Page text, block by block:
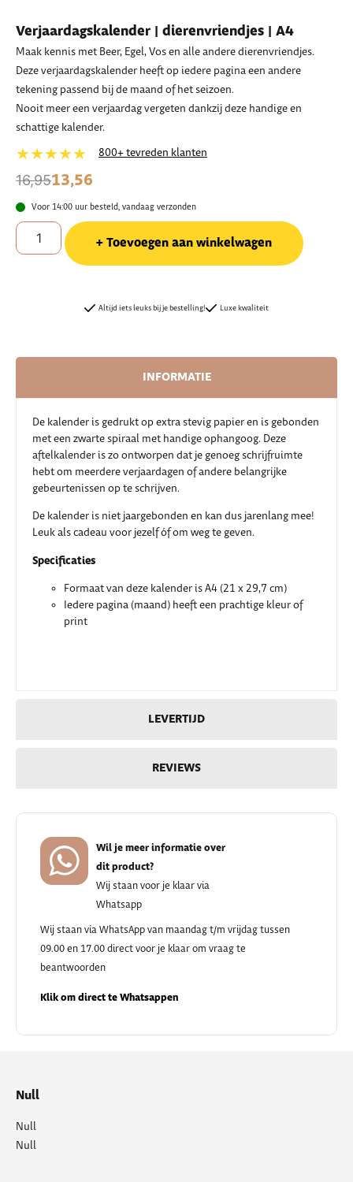
Verjaardagskalender | dierenvriendjes | A4
Maak kennis met Beer, Egel, Vos en alle andere dierenvriendjes.
Deze verjaardagskalender heeft op iedere pagina een andere
tekening passend bij de maand of het seizoen.
Nooit meer een verjaardag vergeten dankzij deze handige en
schattige kalender.
★★★★★ 800+ tevreden klanten
16,9513,56
Voor 14:00 uur besteld, vandaag verzonden
Toevoegen aan winkelwagen
Altijd iets leuks bij je bestelling! Luxe kwaliteit
INFORMATIE
LEVERTIJD
REVIEWS
De kalender is gedrukt op extra stevig papier en is gebonden
met een zwarte spiraal met handige ophangoog. Deze
aftelkalender is zo ontworpen dat je genoeg schrijfruimte
hebt om meerdere verjaardagen of andere belangrijke
gebeurtenissen op te schrijven.
De kalender is niet jaargebonden en kan dus jarenlang mee!
Leuk als cadeau voor jezelf óf om weg te geven.
Specificaties
Formaat van deze kalender is A4 (21 x 29,7 cm)
Iedere pagina (maand) heeft een prachtige kleur of
print
Wil je meer informatie over
dit product?
Wij staan voor je klaar via
Whatsapp
Wij staan via WhatsApp van maandag t/m vrijdag tussen
09.00 en 17.00 direct voor je klaar om vraag te
beantwoorden
Klik om direct te Whatsappen
Null
Null
Null